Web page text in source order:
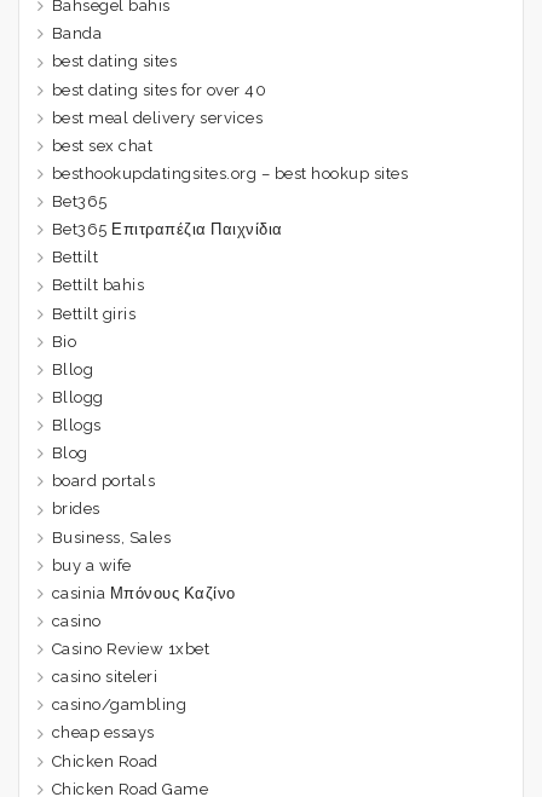
Bahsegel bahis
Banda
best dating sites
best dating sites for over 40
best meal delivery services
best sex chat
besthookupdatingsites.org – best hookup sites
Bet365
Bet365 Επιτραπέζια Παιχνίδια
Bettilt
Bettilt bahis
Bettilt giris
Bio
Bllog
Bllogg
Bllogs
Blog
board portals
brides
Business, Sales
buy a wife
casinia Μπόνους Καζίνο
casino
Casino Review 1xbet
casino siteleri
casino/gambling
cheap essays
Chicken Road
Chicken Road Game